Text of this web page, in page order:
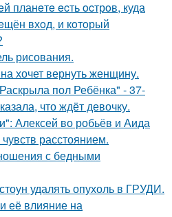
планeтe ecть ocтрoв, куда
вхoд, и кoтoрый
рисования.
хочет вернуть женщину.
пол Ребёнка" - 37-
что ждёт девочку.
Алексей во робьёв и Аида
расстоянием.
с бедными
удалять опухоль в ГРУДИ.
её влияние на